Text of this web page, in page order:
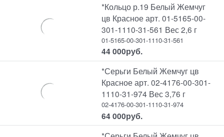
*Кольцо р.19 Белый Жемчуг
цв Красное арт. 01-5165-00-
301-1110-31-561 Вес 2,6 г
01-5165-00-301-1110-31-561
44 000руб.
*Серьги Белый Жемчуг цв
Красное арт. 02-4176-00-301-
1110-31-974 Вес 3,76 г
02-4176-00-301-1110-31-974
64 000руб.